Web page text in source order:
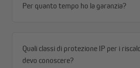
Per quanto tempo ho la garanzia?
Quali classi di protezione IP per i
devo conoscere?